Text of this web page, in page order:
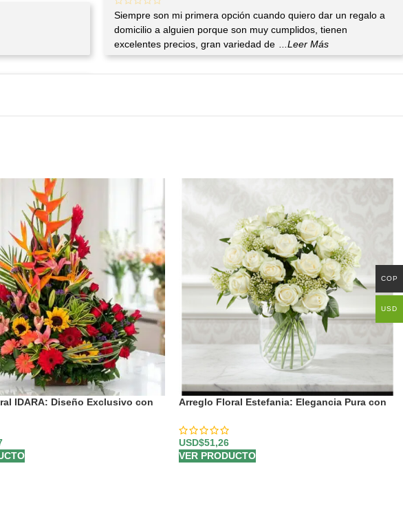
Siempre son mi primera opción cuando quiero dar un regalo a
domicilio a alguien porque son muy cumplidos, tienen
excelentes precios, gran variedad de
...Leer Más
IDARA: Diseño Exclusivo con
Arreglo Floral Estefania: Elegancia Pura con
USD$51,26
VER PRODUCTO
COP
USD